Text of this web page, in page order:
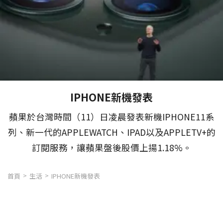
IPHONE新機發表
蘋果於台灣時間（11）日凌晨發表新機IPHONE11系
列、新一代的APPLEWATCH、IPAD以及APPLETV+的
訂閱服務，讓蘋果盤後股價上揚1.18%。
首頁 生活 IPHONE新機發表